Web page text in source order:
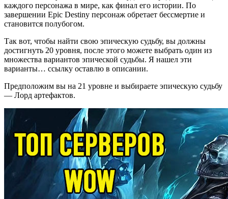
каждого персонажа в мире, как финал его истории. По
завершении Epic Destiny персонаж обретает бессмертие и
становится полубогом.
Так вот, чтобы найти свою эпическую судьбу, вы должны
достигнуть 20 уровня, после этого можете выбрать один из
множества вариантов эпической судьбы. Я нашел эти
варианты… ссылку оставлю в описании.
Предположим вы на 21 уровне и выбираете эпическую судьбу
— Лорд артефактов.